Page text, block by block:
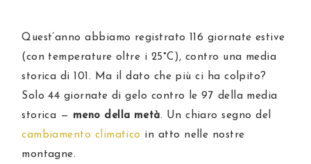
Quest’anno abbiamo registrato 116 giornate estive
(con temperature oltre i 25°C), contro una media
storica di 101. Ma il dato che più ci ha colpito?
Solo 44 giornate di gelo contro le 97 della media
storica — meno della metà. Un chiaro segno del
cambiamento climatico in atto nelle nostre
montagne.